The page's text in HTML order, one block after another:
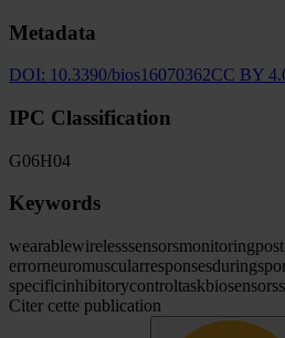
Metadata
DOI: 10.3390/bios16070362CC BY
IPC Classification
G06H04
Keywords
wearablewirelesssensorsmonitoring
errorneuromuscularresponsesduring
specificinhibitorycontroltaskbiosensors
Citer cette publication